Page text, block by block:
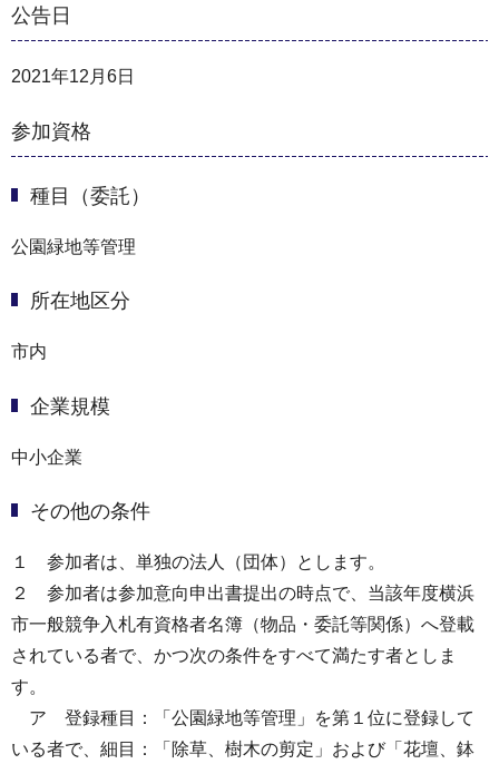
公告日
2021年12月6日
参加資格
種目（委託）
公園緑地等管理
所在地区分
市内
企業規模
中小企業
その他の条件
１ 参加者は、単独の法人（団体）とします。
２ 参加者は参加意向申出書提出の時点で、当該年度横浜
市一般競争入札有資格者名簿（物品・委託等関係）へ登載
されている者で、かつ次の条件をすべて満たす者としま
す。
ア 登録種目：「公園緑地等管理」を第１位に登録して
いる者で、細目：「除草、樹木の剪定」および「花壇、鉢